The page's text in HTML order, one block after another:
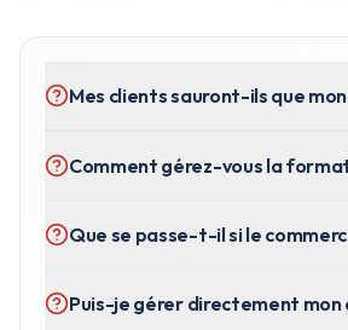
Mes clients sauront-ils que
Comment gérez-vous la
Que se passe-t-il si le
Puis-je gérer directement